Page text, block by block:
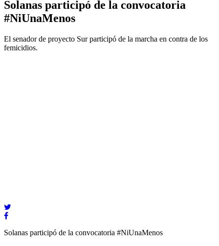
Solanas participó de la convocatoria
#NiUnaMenos
El senador de proyecto Sur participó de la marcha en contra de los
femicidios.
Solanas participó de la convocatoria #NiUnaMenos